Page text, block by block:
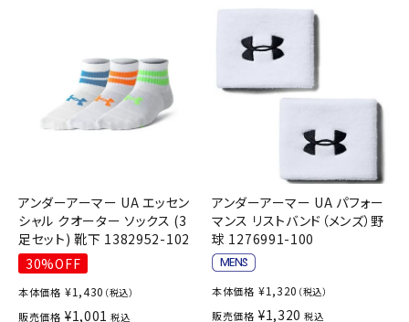
アンダーアーマー UA エッセン
シャル クオーター ソックス (3
足セット) 靴下 1382952-102
30%OFF
本体価格 ¥1,430 （税込）
販売価格 ¥1,001 税込
アンダーアーマー UA パフォー
マンス リストバンド（メンズ）野
球 1276991-100
本体価格 ¥1,320 （税込）
販売価格 ¥1,320 税込